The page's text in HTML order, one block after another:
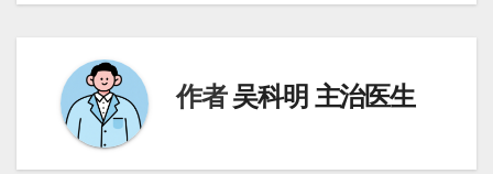
航
作者吴科明 主治医生